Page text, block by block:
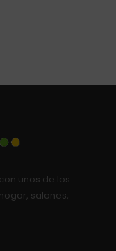
unos de los
salones,